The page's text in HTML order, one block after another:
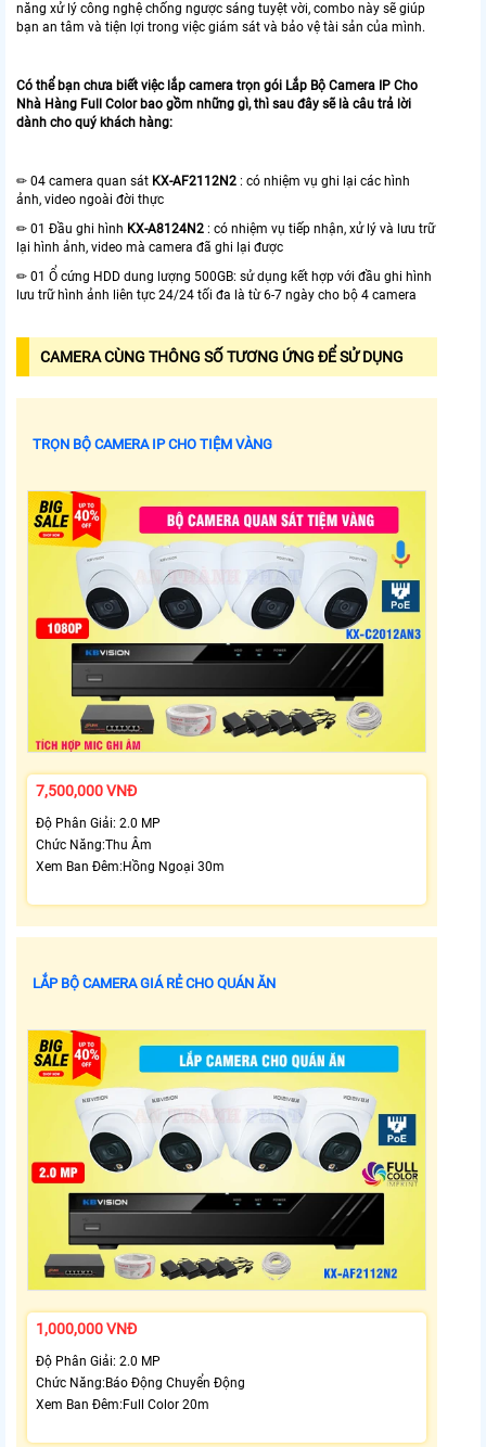
năng xử lý công nghệ chống ngược sáng tuyệt vời, combo này sẽ giúp
bạn an tâm và tiện lợi trong việc giám sát và bảo vệ tài sản của mình.
Có thể bạn chưa biết việc lắp camera trọn gói Lắp Bộ Camera IP Cho
Nhà Hàng Full Color bao gồm những gì, thì sau đây sẽ là câu trả lời
dành cho quý khách hàng:
✏ 04 camera quan sát KX-AF2112N2 : có nhiệm vụ ghi lại các hình
ảnh, video ngoài đời thực
✏ 01 Đầu ghi hình KX-A8124N2 : có nhiệm vụ tiếp nhận, xử lý và lưu trữ
lại hình ảnh, video mà camera đã ghi lại được
✏ 01 Ổ cứng HDD dung lượng 500GB: sử dụng kết hợp với đầu ghi hình
lưu trữ hình ảnh liên tực 24/24 tối đa là từ 6-7 ngày cho bộ 4 camera
CAMERA CÙNG THÔNG SỐ TƯƠNG ỨNG ĐỂ SỬ DỤNG
TRỌN BỘ CAMERA IP CHO TIỆM VÀNG
7,500,000 VNĐ
Độ Phân Giải: 2.0 MP
Chức Năng:Thu Âm
Xem Ban Đêm:Hồng Ngoại 30m
LẮP BỘ CAMERA GIÁ RẺ CHO QUÁN ĂN
1,000,000 VNĐ
Độ Phân Giải: 2.0 MP
Chức Năng:Báo Động Chuyển Động
Xem Ban Đêm:Full Color 20m